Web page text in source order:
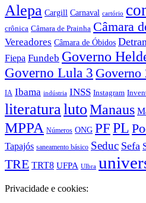
Alepa Cargill Carnaval cartório
crônica Câmara de Prainha Câmara
Vereadores Câmara de Óbidos Detran
Fiepa Fundeb Governo
Governo Lula 3 Governo
IA Ibama indústria INSS Instagram
literaturalutoManaus
MPPA Números ONG PFPL
Tapajós saneamento básico Seduc Sefa
TRE TRT8 UFPA Ulbra
Privacidade e cookies: